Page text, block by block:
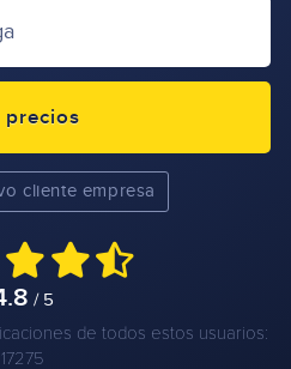
precios
cliente empresa
/ 5
de todos estos usuarios:
17275